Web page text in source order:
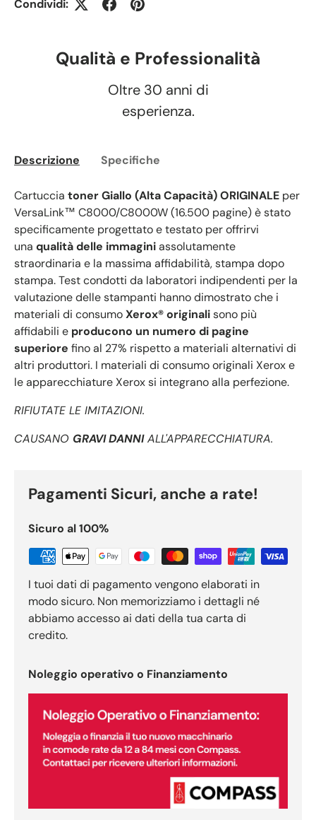
Condividi:
Qualità e Professionalità
Oltre 30 anni di
esperienza.
Descrizione Specifiche
Cartuccia toner Giallo (Alta Capacità) ORIGINALE per
VersaLink™ C8000/C8000W (16.500 pagine) è stato
specificamente progettato e testato per offrirvi
una qualità delle immaginiassolutamente
straordinaria e la massima affidabilità, stampa dopo
stampa. Test condotti da laboratori indipendenti per la
valutazione delle stampanti hanno dimostrato che i
materiali di consumoXerox® originalisono più
affidabili e producono un numero di pagine
superiore fino al 27% rispetto a materiali alternativi di
altri produttori. I materiali di consumo originali Xerox e
le apparecchiature Xerox si integrano alla perfezione.
RIFIUTATE LE IMITAZIONI.
CAUSANO GRAVI DANNIALL'APPARECCHIATURA.
Pagamenti Sicuri, anche a rate!
Sicuro al 100%
I tuoi dati di pagamento vengono elaborati in
modo sicuro. Non memorizziamo i dettagli né
abbiamo accesso ai dati della tua carta di
credito.
Noleggio operativo o Finanziamento